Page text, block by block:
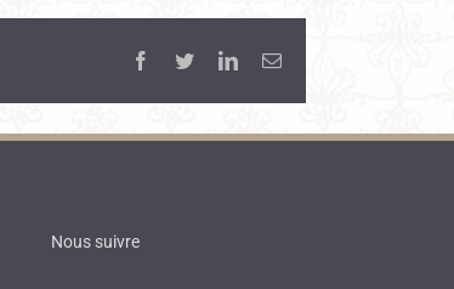
Facebook
TwitterLinkedInEmail
Nous suivre